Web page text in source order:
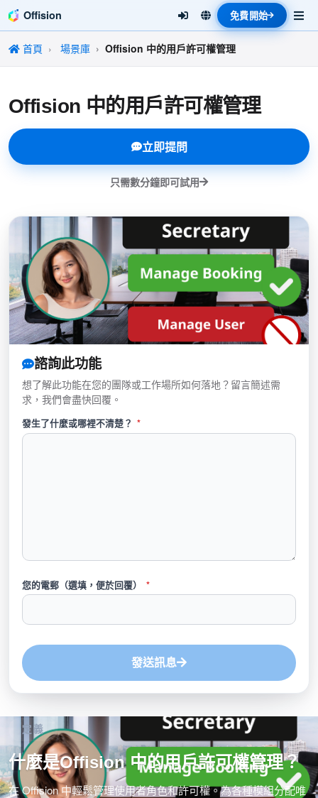
Offision 免費開始
首頁 場景庫 Offision 中的用戶許可權管理
Offision 中的用戶許可權管理
立即提問
只需數分鐘即可試用
諮詢此功能
想了解此功能在您的團隊或工作場所如何落地？留言簡述需
求，我們會盡快回覆。
發生了什麼或哪裡不清楚？ *
您的電郵（選填，便於回覆） *
發送訊息
定義
什麼是Offision 中的用戶許可權管理？
在 Offision 中輕鬆管理使用者角色和許可權。為各種模組分配唯